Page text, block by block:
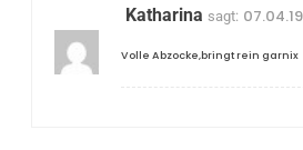
Katharina sagt:
Volle Abzocke,bringt rein garnix